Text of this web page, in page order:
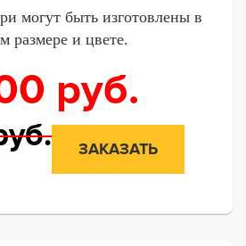
могут быть изготовлены в
размере и цвете.
руб.
ЗАКАЗАТЬ